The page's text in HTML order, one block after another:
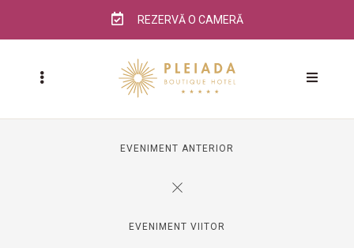
REZERVĂ O CAMERĂ
EVENIMENT ANTERIOR
EVENIMENT VIITOR